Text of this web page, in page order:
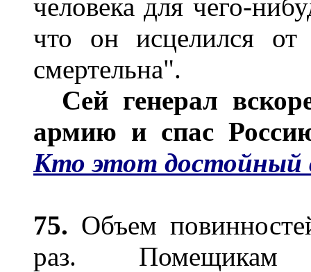
человека для чего-
что он исцелился
смертельна".
Сей генерал
армию и спас
Кто этот достойный
75. Объем
раз. Помещикам